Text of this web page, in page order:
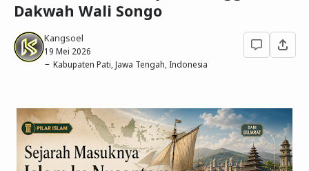
Parenting Islami
Sejarah Islam
Cerita Hikmah
Sunnah
Media Sosial
Windows
Open Source
Hardware
Blogger
WordPress
Blogging
Scripting
Download
Murottal
Ebook Islam
Lain-lain
Tutorial
Pengetahuan
Dakwah Wali Songo
Kangsoel
19 Mei 2026
Kabupaten Pati, Jawa Tengah, Indonesia